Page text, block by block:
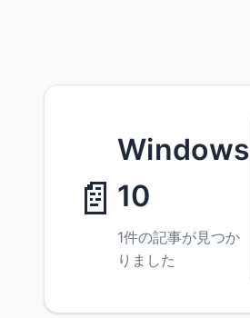
📄
Windows
10
1件の記事が見つか
りました